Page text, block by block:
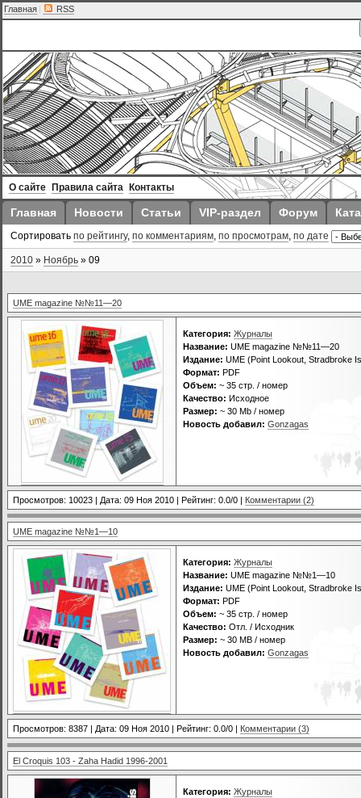
Главная | RSS
О сайте Правила сайта Контакты
Главная Новости Статьи VIP-раздел Форум
Сортировать по рейтингу, по комментариям, по просмотрам, по дате
2010 » Ноябрь » 09
UME magazine №№11—20
Категория: Журналы
Название: UME magazine №№11—20
Издание: UME (Point Lookout, Stradbroke
Формат: PDF
Объем: ~ 35 cтр. / номер
Качество: Исходное
Размер: ~ 30 Mb / номер
Новость добавил: Gonzagas
Просмотров: 10023 | Дата: 09 Ноя 2010 | Рейтинг: 0.0/0 | Комментарии (2)
UME magazine №№1—10
Категория: Журналы
Название: UME magazine №№1—10
Издание: UME (Point Lookout, Stradbroke
Формат: PDF
Объем: ~ 35 cтр. / номер
Качество: Отл. / Исходник
Размер: ~ 30 MB / номер
Новость добавил: Gonzagas
Просмотров: 8387 | Дата: 09 Ноя 2010 | Рейтинг: 0.0/0 | Комментарии (3)
El Croquis 103 - Zaha Hadid 1996-2001
Категория: Журналы